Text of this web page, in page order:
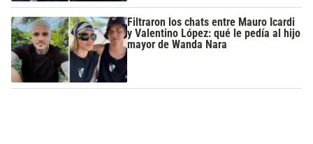
Filtraron los chats entre Mauro Icardi
y Valentino López: qué le pedía al hijo
mayor de Wanda Nara